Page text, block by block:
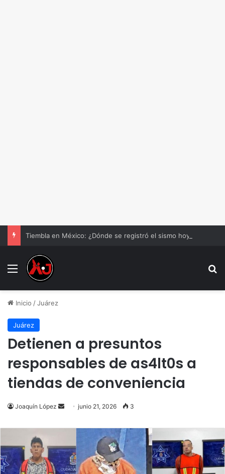
Menu
Inicio /Juárez
Juárez
Detienen a presuntos
responsables de as4lt0s a
tiendas de conveniencia
Joaquín López
Send
email
junio 21, 2026 3